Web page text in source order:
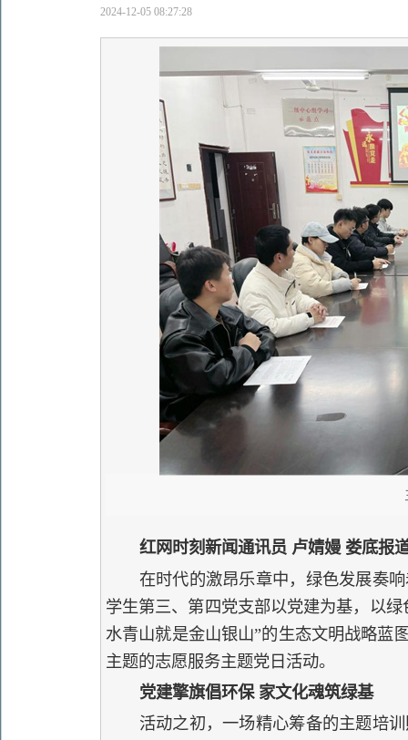
2024-12-05 08:27:28
红网时刻新闻通讯员 卢婧嫚 娄底报
在时代的激昂乐章中，绿色发展奏
学生第三、第四党支部以党建为基，以
水青山就是金山银山”的生态文明战略蓝
主题的志愿服务主题党日活动。
党建擎旗倡环保 家文化魂筑绿基
活动之初，一场精心筹备的主题培